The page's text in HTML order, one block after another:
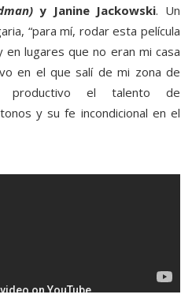
y Janine Jackowski. Un
“para mí, rodar esta película
lugares que no eran mi casa
en el que salí de mi zona de
productivo el talento de
y su fe incondicional en el